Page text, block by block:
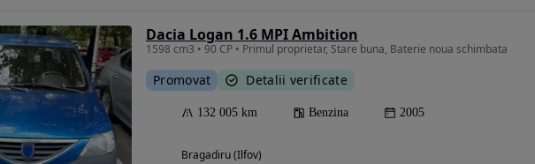
Dacia Logan 1.6 MPI Ambition
1598 cm3 • 90 CP • Primul proprietar, Stare buna, Baterie noua schimbata
Promovat Detalii verificate
132 005 km Benzina 2005
Bragadiru (Ilfov)